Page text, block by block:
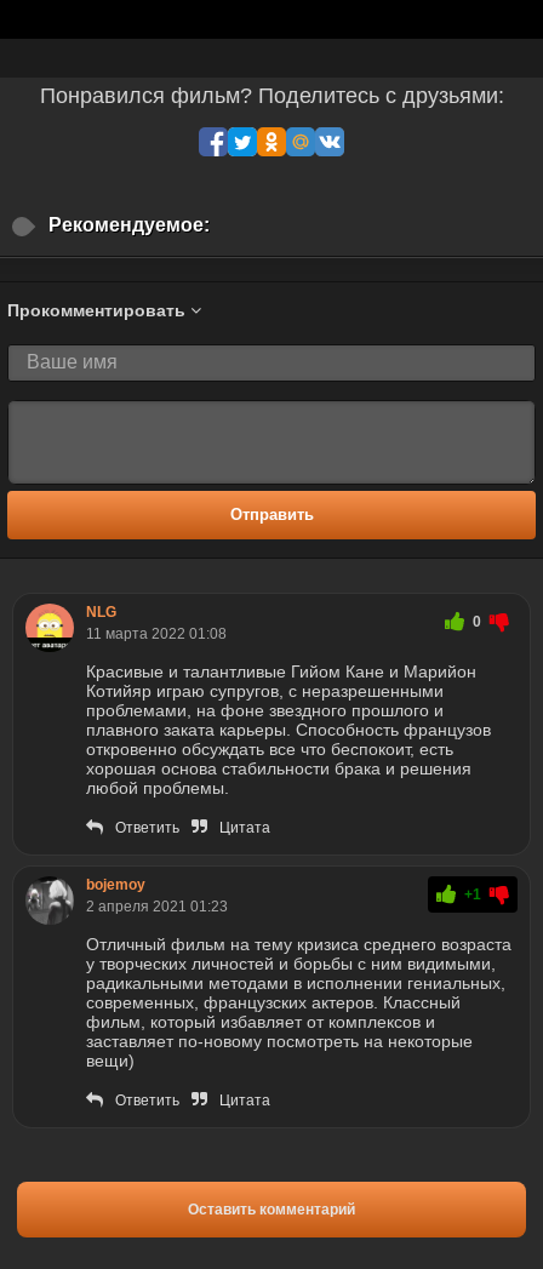
Понравился фильм? Поделитесь с друзьями:
Рекомендуемое:
Прокомментировать
Отправить
NLG
11 марта 2022 01:08
0
Красивые и талантливые Гийом Кане и Марийон
Котийяр играю супругов, с неразрешенными
проблемами, на фоне звездного прошлого и
плавного заката карьеры. Способность французов
откровенно обсуждать все что беспокоит, есть
хорошая основа стабильности брака и решения
любой проблемы.
Ответить Цитата
bojemoy
2 апреля 2021 01:23
+1
Отличный фильм на тему кризиса среднего возраста
у творческих личностей и борьбы с ним видимыми,
радикальными методами в исполнении гениальных,
современных, французских актеров. Классный
фильм, который избавляет от комплексов и
заставляет по-новому посмотреть на некоторые
вещи)
Ответить Цитата
Оставить комментарий